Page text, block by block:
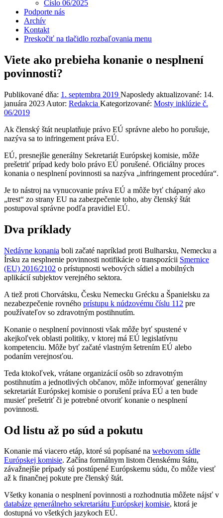
Číslo 06/2025
Podporte nás
Archív
Kontakt
Preskočiť na tlačidlo rozbaľovania menu
Viete ako prebieha konanie o nesplnení
povinnosti?
Publikované dňa: 1. septembra 2019 Naposledy aktualizované: 14.
januára 2023 Autor: Redakcia Kategorizované: Mosty inklúzie č.
06/2019
Ak členský štát neuplatňuje právo EÚ správne alebo ho porušuje,
nazýva sa to infringement práva EÚ.
EÚ, presnejšie generálny Sekretariát Európskej komisie, môže
prešetriť prípad kedy bolo právo EÚ porušené. Oficiálny proces
konania o nesplnení povinnosti sa nazýva „infringement procedúra“.
Je to nástroj na vynucovanie práva EÚ a môže byť chápaný ako
„trest“ zo strany EU na zabezpečenie toho, aby členský štát
postupoval správne podľa pravidiel EÚ.
Dva príklady
Nedávne konania boli začaté napríklad proti Bulharsku, Nemecku a
Írsku za nesplnenie povinnosti notifikácie o transpozícii Smernice
(EU) 2016/2102 o prístupnosti webových sídiel a mobilných
aplikácií subjektov verejného sektora.
A tiež proti Chorvátsku, Česku Nemecku Grécku a Španielsku za
nezabezpečenie rovného prístupu k núdzovému číslu 112 pre
používateľov so zdravotným postihnutím.
Konanie o nesplnení povinnosti však môže byť spustené v
akejkoľvek oblasti politiky, v ktorej má EÚ legislatívnu
kompetenciu. Môže byť začaté vlastným šetrením EÚ alebo
podaním verejnosťou.
Teda ktokoľvek, vrátane organizácií osôb so zdravotným
postihnutím a jednotlivých občanov, môže informovať generálny
sekretariát Európskej komisie o porušení práva EÚ a ten bude
musieť prešetriť či je potrebné otvoriť konanie o nesplnení
povinnosti.
Od listu až po súd a pokutu
Konanie má viacero etáp, ktoré sú popísané na webovom sídle
Európskej komisie. Začína formálnym listom členskému štátu,
závažnejšie prípady sú postúpené Európskemu súdu, čo môže viesť
až k finančnej pokute pre členský štát.
Všetky konania o nesplnení povinnosti a rozhodnutia môžete nájsť v
databáze generálneho sekretariátu Európskej komisie, ktorá je
dostupná vo všetkých jazykoch EÚ.